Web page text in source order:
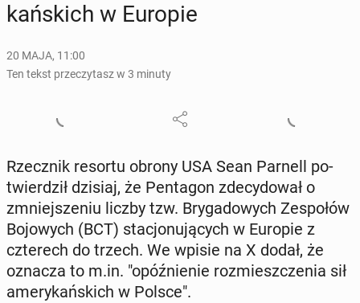
kań­skich w Europie
20 MAJA, 11:00
Ten tekst przeczytasz w 3 minuty
Rzecz­nik resortu obrony USA Sean Parnell po­
twier­dził dzisiaj, że Pen­ta­gon zde­cy­do­wał o
zmniej­sze­niu liczby tzw. Bry­ga­do­wych Ze­spo­łów
Bo­jo­wych (BCT) sta­cjo­nu­ją­cych w Europie z
czte­rech do trzech. We wpisie na X dodał, że
oznacza to m.in. "opóź­nie­nie roz­miesz­cze­nia sił
ame­ry­kań­skich w Polsce".